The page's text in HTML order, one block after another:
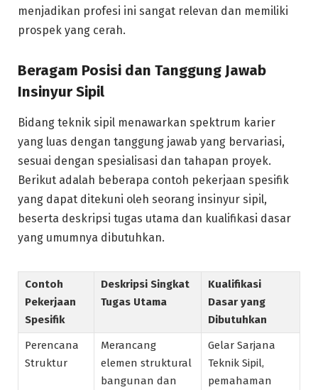
menjadikan profesi ini sangat relevan dan memiliki
prospek yang cerah.
Beragam Posisi dan Tanggung Jawab
Insinyur Sipil
Bidang teknik sipil menawarkan spektrum karier
yang luas dengan tanggung jawab yang bervariasi,
sesuai dengan spesialisasi dan tahapan proyek.
Berikut adalah beberapa contoh pekerjaan spesifik
yang dapat ditekuni oleh seorang insinyur sipil,
beserta deskripsi tugas utama dan kualifikasi dasar
yang umumnya dibutuhkan.
Contoh
Pekerjaan
Spesifik
Deskripsi Singkat
Tugas Utama
Kualifikasi
Dasar yang
Dibutuhkan
Perencana
Struktur
Merancang
elemen struktural
bangunan dan
Gelar Sarjana
Teknik Sipil,
pemahaman